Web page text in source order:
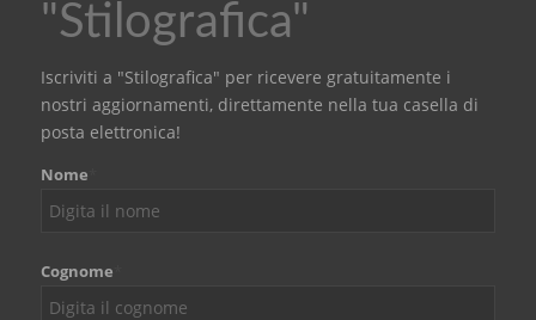
"Stilografica"
Iscriviti a "Stilografica" per ricevere gratuitamente i
nostri aggiornamenti, direttamente nella tua casella di
posta elettronica!
Nome
Cognome